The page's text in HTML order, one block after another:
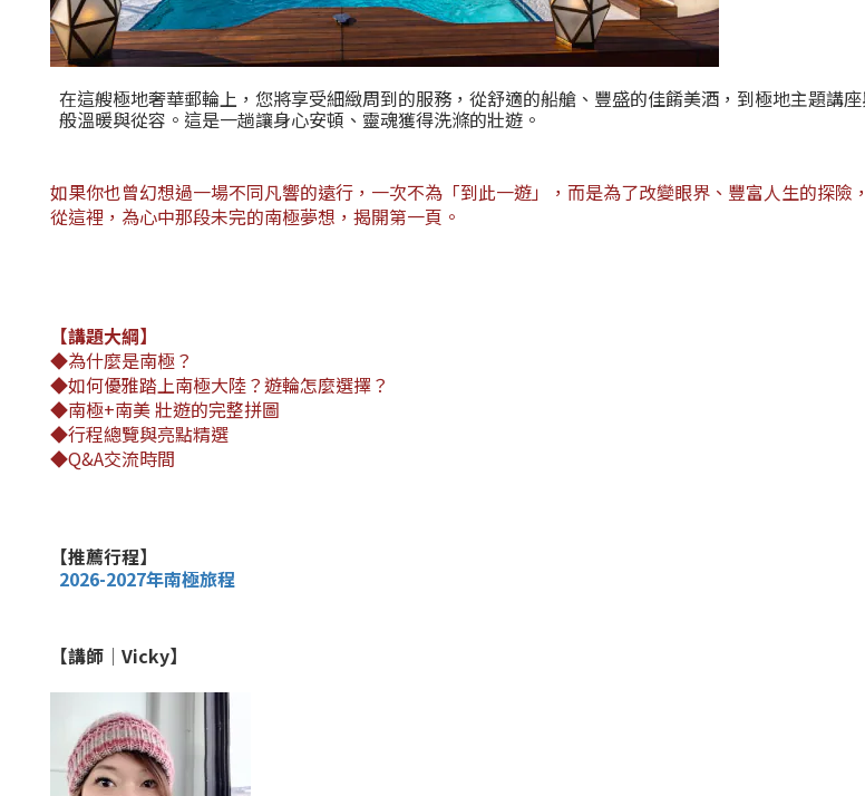
在這艘極地奢華郵輪上，您將享受細緻周到的服務，從舒適的船艙、豐盛的佳餚美酒，到極地主題講
般溫暖與從容。這是一趟讓身心安頓、靈魂獲得洗滌的壯遊。
如果你也曾幻想過一場不同凡響的遠行，一次不為「到此一遊」，而是為了改變眼界、豐富人生的探險
從這裡，為心中那段未完的南極夢想，揭開第一頁。
【講題大綱】
◆為什麼是南極？
◆如何優雅踏上南極大陸？遊輪怎麼選擇？
◆南極+南美 壯遊的完整拼圖
◆行程總覽與亮點精選
◆Q&A交流時間
【推薦行程】
2026-2027年南極旅程
【講師 │ Vicky】